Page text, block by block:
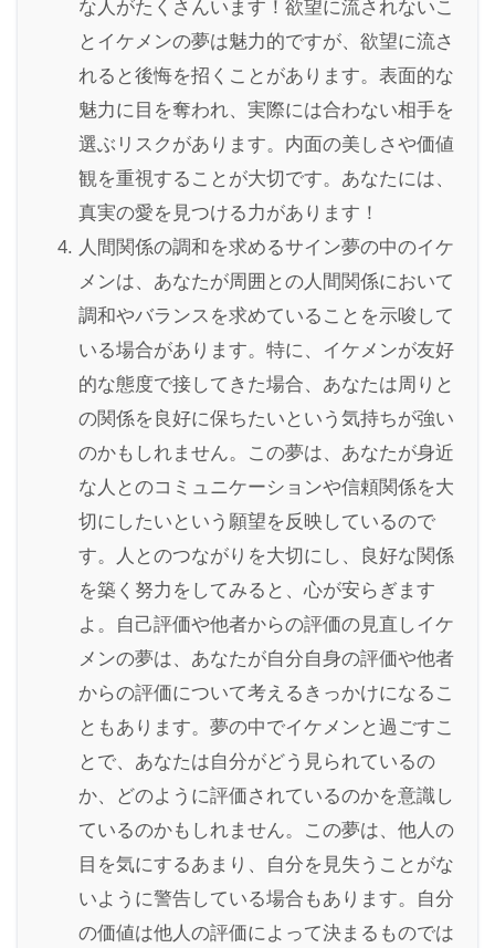
な人がたくさんいます！欲望に流されないこ
とイケメンの夢は魅力的ですが、欲望に流さ
れると後悔を招くことがあります。表面的な
魅力に目を奪われ、実際には合わない相手を
選ぶリスクがあります。内面の美しさや価値
観を重視することが大切です。あなたには、
真実の愛を見つける力があります！
人間関係の調和を求めるサイン夢の中のイケ
メンは、あなたが周囲との人間関係において
調和やバランスを求めていることを示唆して
いる場合があります。特に、イケメンが友好
的な態度で接してきた場合、あなたは周りと
の関係を良好に保ちたいという気持ちが強い
のかもしれません。この夢は、あなたが身近
な人とのコミュニケーションや信頼関係を大
切にしたいという願望を反映しているので
す。人とのつながりを大切にし、良好な関係
を築く努力をしてみると、心が安らぎます
よ。自己評価や他者からの評価の見直しイケ
メンの夢は、あなたが自分自身の評価や他者
からの評価について考えるきっかけになるこ
ともあります。夢の中でイケメンと過ごすこ
とで、あなたは自分がどう見られているの
か、どのように評価されているのかを意識し
ているのかもしれません。この夢は、他人の
目を気にするあまり、自分を見失うことがな
いように警告している場合もあります。自分
の価値は他人の評価によって決まるものでは